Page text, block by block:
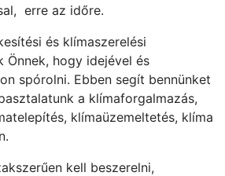
erre az időre.
és klímaszerelési
Önnek, hogy idejével és
spórolni. Ebben segít bennünket
a klímaforgalmazás,
klímaüzemeltetés, klíma
kell beszerelni,